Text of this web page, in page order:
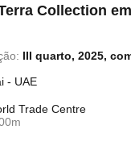
Collection
III quarto, 2025,
- UAE
Trade Centre